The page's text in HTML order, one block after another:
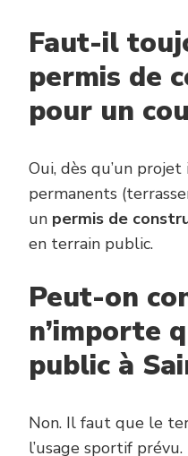
Faut-il
permis de
pour un
Oui, dès qu’un
permanents
un permis de
en terrain public.
Peut-on
n’importe
public à
Non. Il faut que le
l’usage sportif